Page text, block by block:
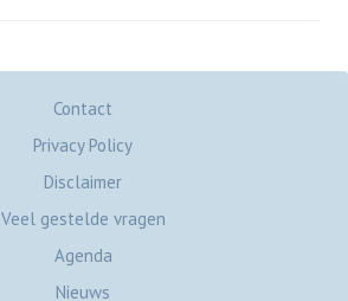
Contact
Privacy Policy
Disclaimer
Veel gestelde vragen
Agenda
Nieuws